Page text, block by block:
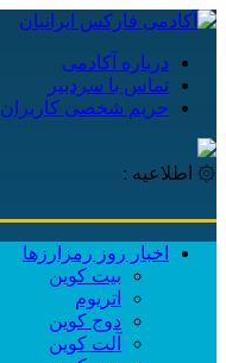
درباره آکادمی
تماس با سردبیر
حریم شخصی کاربران
۞ اطلاعیه :
اخبار روز رمزارزها
بیت کوین
اتریوم
دوج کوین
آلت کوین